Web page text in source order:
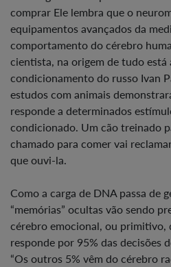
comprar Ele lembra que o
equipamentos avançados da
comportamento do cérebro
cientista, na origem de tudo está
condicionamento do russo Ivan
estudos com animais
responde a determinados
condicionado. Um cão treinado
chamado para comer vai
que ouvi-la.
Como a carga de DNA passa de
“memórias” ocultas vão sendo
cérebro emocional, ou primitivo,
responde por 95% das decisões
“Os outros 5% vêm do cérebro